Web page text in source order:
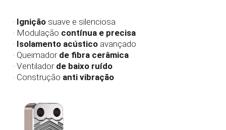
· Ignição suave e silenciosa
· Modulação contínua e precisa
· Isolamento acústicoavançado
· Queimador de fibra cerâmica
· Ventilador de baixo ruído
· Construção anti vibração